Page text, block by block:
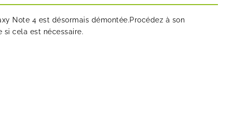
Note 4 est désormais démontée.Procédez à son
si cela est nécessaire.